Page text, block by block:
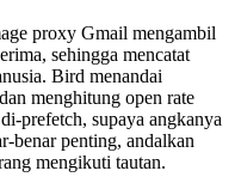
proxy Gmail mengambil
sehingga mencatat
Bird menandai
menghitung open rate
prefetch, supaya angkanya
benar penting, andalkan
mengikuti tautan.